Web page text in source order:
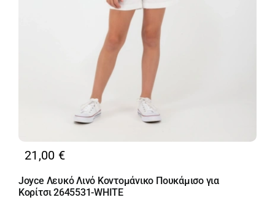
21,00 €
Joyce Λευκό Λινό Κοντομάνικο Πουκάμισο για
Κορίτσι 2645531-WHITE